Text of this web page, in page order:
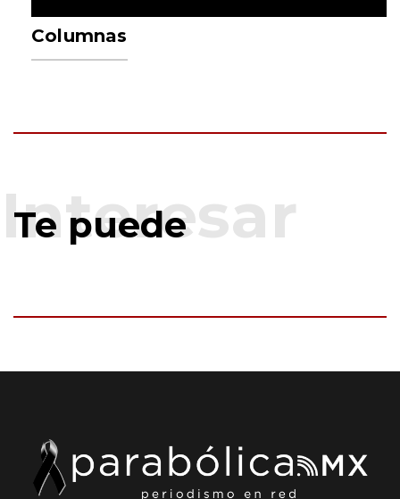
Columnas
Te puede